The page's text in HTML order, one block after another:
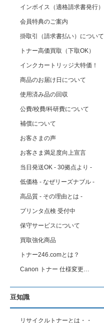
インボイス（適格請求書発行）
会員特典のご案内
掛取引（請求書払い）について
トナー高価買取（下取OK）
インクカートリッジ大特価！
商品のお届け日について
使用済み品の回収
公費/校費/科研費について
補償について
お客さまの声
お客さま満足度向上宣言
当日発送OK - 30拠点より -
低価格 - なぜリーズナブル -
高品質 - その理由とは -
プリンタ点検 受付中
保守サービスについて
買取強化商品
トナー246.comとは？
Canon トナー 仕様変更…
豆知識
リサイクルトナーとは・・